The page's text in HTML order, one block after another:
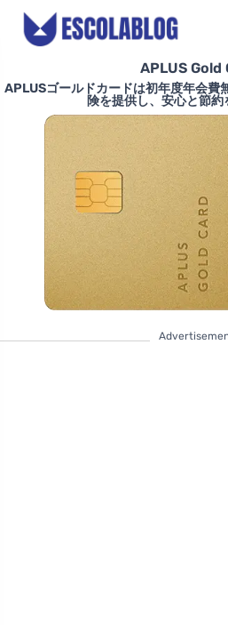
APLUS Gold
APLUSゴールドカードは初年度年会費
険を提供し、安心と節約